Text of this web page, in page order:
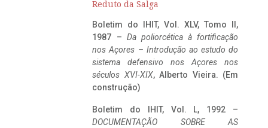
Reduto da Salga
Boletim do IHIT, Vol. XLV, Tomo II,
1987 – Da poliorcética à fortificação
nos Açores – Introdução ao estudo do
sistema defensivo nos Açores nos
séculos XVI-XIX, Alberto Vieira. (Em
construção)
Boletim do IHIT, Vol. L, 1992 –
DOCUMENTAÇÃO SOBRE AS